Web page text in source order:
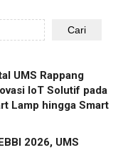
Cari
UMS Rappang
IoT Solutif pada
Lamp hingga Smart
2026, UMS